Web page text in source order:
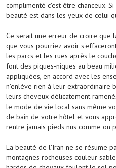
complimenté c'est être chanceux.
beauté est dans les yeux de celui
Ce serait une erreur de croire que
que vous pourriez avoir
les parcs et les rues après le
font des piques-niques au beau
appliquées, en accord avec les
n'enlève rien à leur extraordinaire
leurs cheveux délicatement
le mode de vie local sans même
de bain de votre hôtel et vous
rentre jamais pieds nus comme on
La beauté de l'Iran ne se résume
montagnes rocheuses couleur